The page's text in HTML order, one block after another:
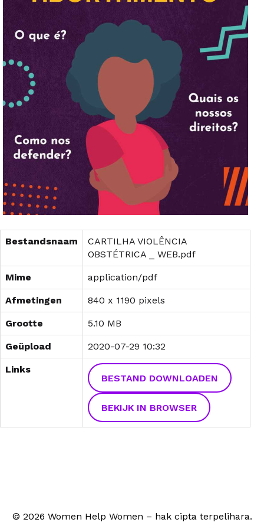
Bestandsnaam
CARTILHA VIOLÊNCIA
OBSTÉTRICA _ WEB.pdf
Mime application/pdf
Afmetingen 840 x 1190 pixels
Grootte 5.10 MB
Geüpload 2020-07-29 10:32
Links
BESTAND DOWNLOADEN
BEKIJK IN BROWSER
© 2026 Women Help Women – hak cipta terpelihara.